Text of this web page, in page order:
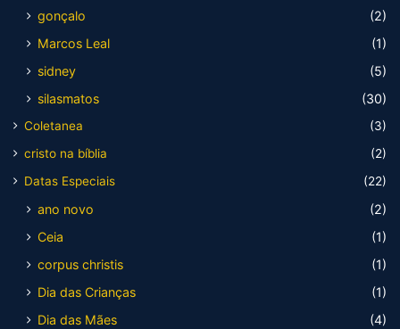
gonçalo
(2)
Marcos Leal
(1)
sidney
(5)
silasmatos
(30)
Coletanea
(3)
cristo na bíblia
(2)
Datas Especiais
(22)
ano novo
(2)
Ceia
(1)
corpus christis
(1)
Dia das Crianças
(1)
Dia das Mães
(4)